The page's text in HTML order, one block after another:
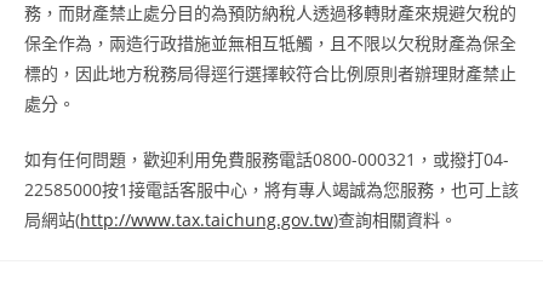
務，而財產禁止處分目的為預防納稅人透過移轉財產來規避欠稅的
保全作為，兩造行政措施並無相互牴觸，且不限以欠稅財產為保全
標的，因此地方稅務局得逕行選擇較符合比例原則者辦理財產禁止
處分。
如有任何問題，歡迎利用免費服務電話0800-000321 ，或撥打04-
22585000按1接電話客服中心，將有專人竭誠為您服務，也可上該
局網站(http://www.tax.taichung.gov.tw)查詢相關資料。